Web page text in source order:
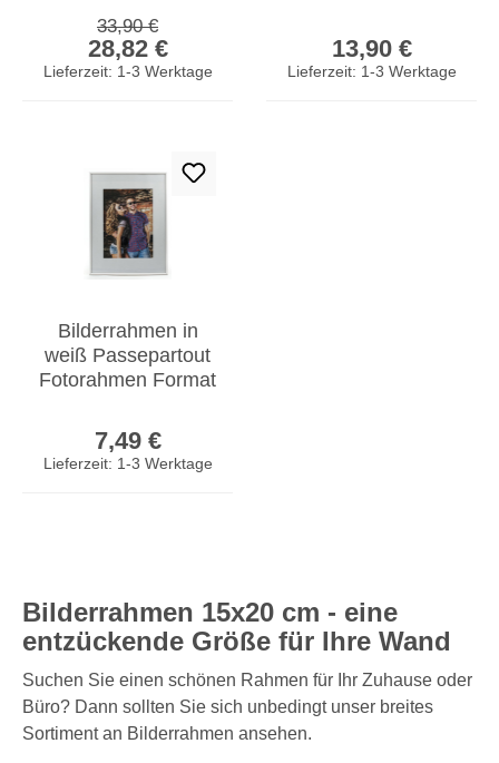
Natur Eiche Holz
Verkaufspreis:
28,82 €
Regulärer Preis:
33,90 €
Lieferzeit: 1-3 Werktage
Fotorahmen
Portrait Glas
13,90 €
Lieferzeit: 1-3 Werktage
Bilderrahmen in
weiß Passepartout
Fotorahmen Format
7,49 €
Lieferzeit: 1-3 Werktage
Bilderrahmen 15x20 cm - eine
entzückende Größe für Ihre Wand
Suchen Sie einen schönen Rahmen für Ihr Zuhause oder
Büro? Dann sollten Sie sich unbedingt unser breites
Sortiment an Bilderrahmen ansehen.